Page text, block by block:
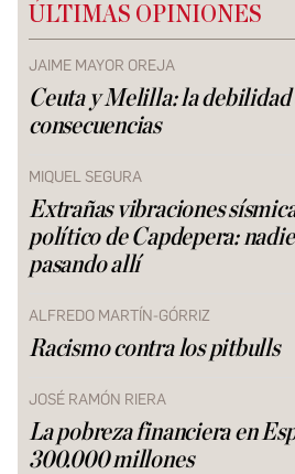
ÚLTIMAS OPINIONES
JAIME MAYOR OREJA
Ceuta y Melilla: la debilidad
consecuencias
MIQUEL SEGURA
Extrañas vibraciones
político de Capdepera:
pasando allí
ALFREDO MARTÍN-GÓRRIZ
Racismo contra los pitbulls
JOSÉ RAMÓN RIERA
La pobreza financiera en
300.000 millones